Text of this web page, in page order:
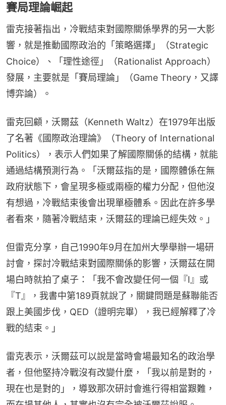
賽局理論崛起
雷克接著指出，冷戰結束對國際關係學界的另一大影
響，就是推動國際政治的「策略選擇」（Strategic
Choice）、「理性途徑」（Rationalist Approach）
發展，主要就是「賽局理論」（Game Theory，又譯
博弈論）。
雷克回顧，沃爾茲（Kenneth Waltz）在1979年出版
了名著《國際政治理論》（Theory of International
Politics），表示人們如果了解國際關係的結構，就能
通過結構預測行為。「沃爾茲指的是，國際體係在無
政府狀態下，會呈現多極或兩極的權力分配，但他沒
有想過，冷戰結束後會出現單極體系。因此在許多學
者看來，隨著冷戰結束，沃爾茲的理論已經失效。」
但雷克分享，自己1990年9月在加州大學舉辦一場研
討會，探討冷戰結束對國際關係的影響，沃爾茲在開
場白時就拍了桌子：「我不會改變任何一個『I』或
『T』，我書中第189頁就說了，關鍵問題是蘇聯能否
跟上美國步伐，QED（證明完畢），我已經解釋了冷
戰的結束。」
雷克表示，沃爾茲可以說是當時會場最知名的政治學
者，但他堅持冷戰沒有改變什麼，「我以前是對的，
現在也是對的」，導致那次研討會進行得相當艱難，